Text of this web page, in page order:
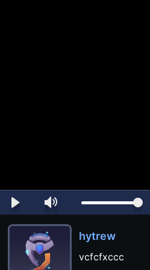
hytrew
vcfcfxccc